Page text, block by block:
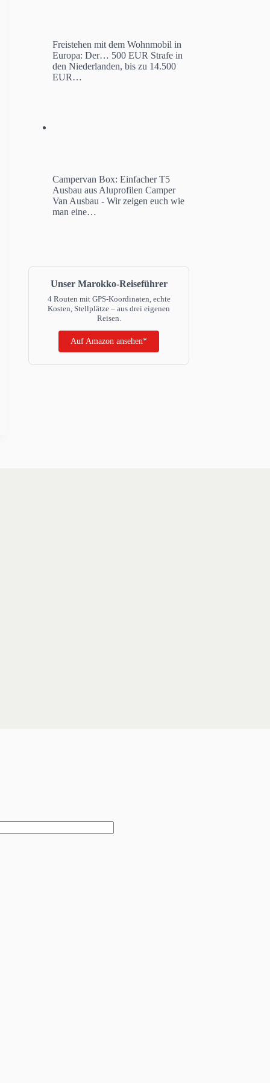
Freistehen mit dem Wohnmobil in
Europa: Der… 500 EUR Strafe in
den Niederlanden, bis zu 14.500
EUR…
Campervan Box: Einfacher T5
Ausbau aus Aluprofilen Camper
Van Ausbau - Wir zeigen euch wie
man eine…
Unser Marokko-Reiseführer
4 Routen mit GPS-Koordinaten, echte
Kosten, Stellplätze – aus drei eigenen
Reisen.
Auf Amazon ansehen*